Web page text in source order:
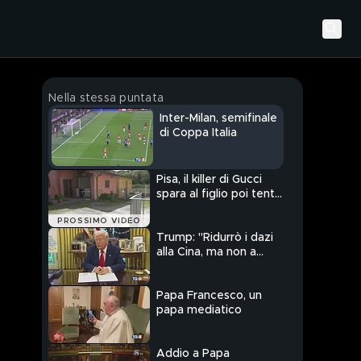
Nella stessa puntata
Inter-Milan, semifinale
di Coppa Italia
PROSSIMO VIDEO
Pisa, il killer di Gucci
spara al figlio poi tenta
Trump: "Ridurrò i dazi
alla Cina, ma non a
Papa Francesco, un
papa mediatico
Addio a Papa